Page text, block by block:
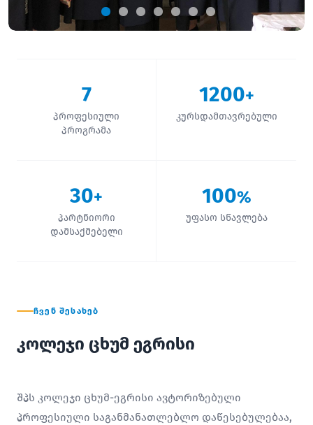
7
პროფესიული
პროგრამა
1200+
კურსდამთავრებული
30+
პარტნიორი
დამსაქმებელი
100%
უფასო სწავლება
ᲩᲕᲔᲜ ᲨᲔᲡᲐᲮᲔᲑ
კოლეჯი ცხუმ ეგრისი
შპს კოლეჯი ცხუმ-ეგრისი ავტორიზებული
პროფესიული საგანმანათლებლო დაწესებულებაა,